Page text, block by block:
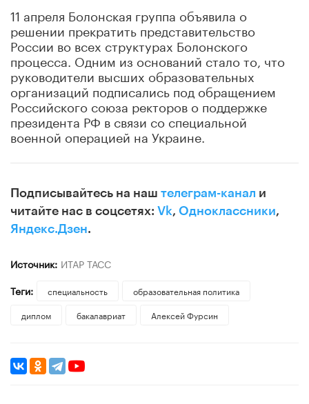
11 апреля Болонская группа объявила о
решении прекратить представительство
России во всех структурах Болонского
процесса. Одним из оснований стало то, что
руководители высших образовательных
организаций подписались под обращением
Российского союза ректоров о поддержке
президента РФ в связи со специальной
военной операцией на Украине.
Подписывайтесь на наш телеграм-канал и
читайте нас в соцсетях: Vk, Одноклассники,
Яндекс.Дзен.
Источник: ИТАР ТАСС
Теги:
специальность
образовательная политика
диплом
бакалавриат Алексей Фурсин